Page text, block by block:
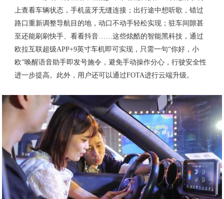
上查看车辆状态，手机蓝牙无缝连接；出行途中想听歌，错过
路口重新调整导航目的地，动口不动手轻松实现；驻车间隙甚
至还能刷刷快手、看看抖音……这些炫酷的智能黑科技，通过
欧拉互联超级APP+9英寸车机即可实现，只需一句“你好，小
欧”唤醒语音助手即发号施令，避免手动操作分心，行驶安全性
进一步提高。此外，用户还可以通过FOTA进行云端升级。